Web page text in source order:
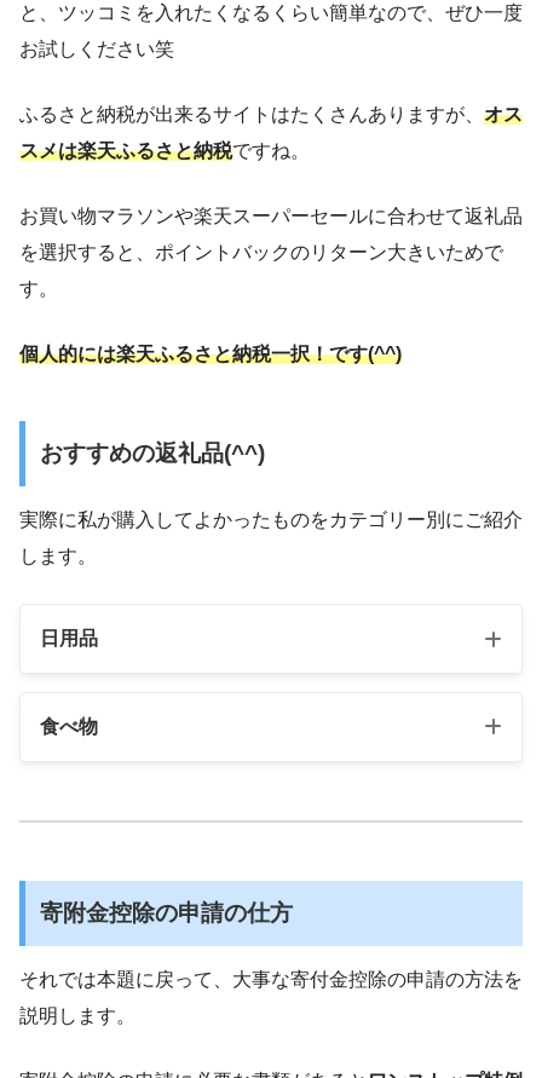
と、ツッコミを入れたくなるくらい簡単なので、ぜひ一度
お試しください笑
ふるさと納税が出来るサイトはたくさんありますが、 オス
スメは楽天ふるさと納税ですね。
お買い物マラソンや楽天スーパーセールに合わせて返礼品
を選択すると、ポイントバックのリターン大きいためで
す。
個人的には楽天ふるさと納税一択！です(^^)
おすすめの返礼品(^^)
実際に私が購入してよかったものをカテゴリー別にご紹介
します。
日用品
毎日使う日用品がゲットできるので、生活費節約
【ふるさと納税】ファー
日用品 洗濯 洗濯洗剤 洗
食べ物
【ふるさと納税】★レビュー
ン実施中★【累計2600万個突
調理 デミグラスソース 特製
寄附金控除の申請の仕方
それでは本題に戻って、大事な寄付金控除の申請の方法を
説明します。